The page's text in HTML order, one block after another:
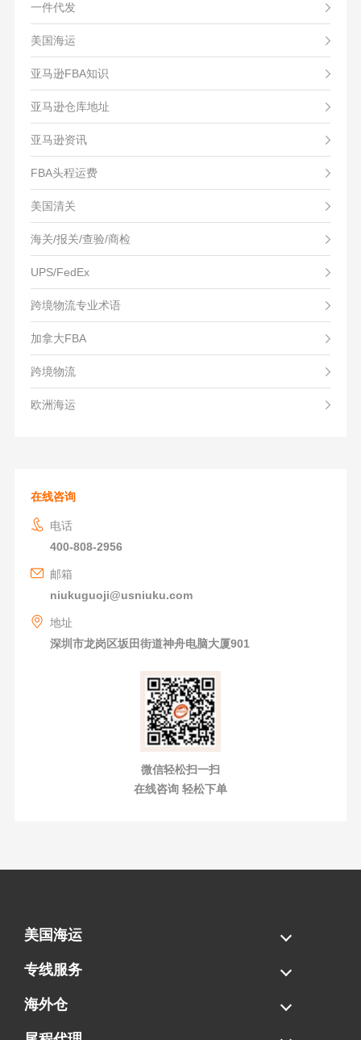
一件代发
美国海运
亚马逊FBA知识
亚马逊仓库地址
亚马逊资讯
FBA头程运费
美国清关
海关/报关/查验/商检
UPS/FedEx
跨境物流专业术语
加拿大FBA
跨境物流
欧洲海运
在线咨询
电话
400-808-2956
邮箱
niukuguoji@usniuku.com
地址
深圳市龙岗区坂田街道神舟电脑大厦901
微信轻松扫一扫
在线咨询 轻松下单
美国海运
海运拼柜
海运整柜
美国海卡
加拿大海运
专线服务
FBA专线直送
超大件专线
AWD专线
电池专线
海外仓
一件代发
FBA中转
贴标换标
拆柜/存储